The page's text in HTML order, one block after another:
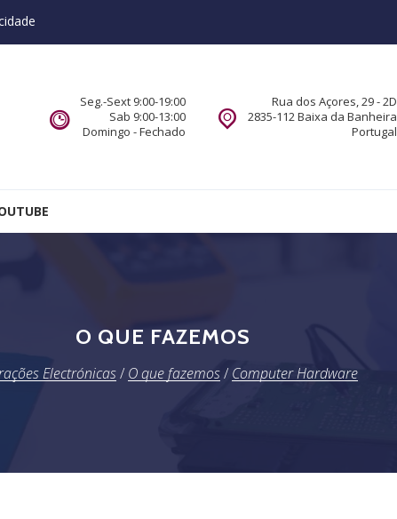
Rua dos Açores, 29 - 2D
2835-112 Baixa da Banheira
Portugal
Seg.-Sext 9:00-19:00
Sab 9:00-13:00
Domingo - Fechado
O QUE FAZEMOS
Electrónicas/ O que fazemos/ Computer Hardware